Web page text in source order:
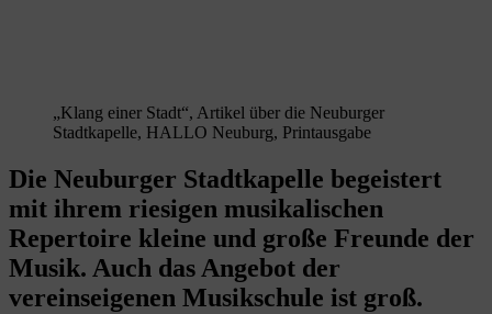
„Klang einer Stadt“, Artikel über die Neuburger
Stadtkapelle, HALLO Neuburg, Printausgabe
Die Neuburger Stadtkapelle begeistert
mit ihrem riesigen musikalischen
Repertoire kleine und große Freunde der
Musik. Auch das Angebot der
vereinseigenen Musikschule ist groß.